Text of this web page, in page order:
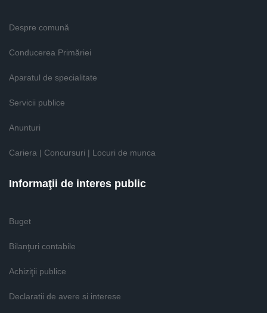
Despre comună
Conducerea Primăriei
Aparatul de specialitate
Servicii publice
Anunturi
Cariera | Concursuri | Locuri de munca
Informaţii de interes public
Buget
Bilanţuri contabile
Achiziţii publice
Declaratii de avere si interese